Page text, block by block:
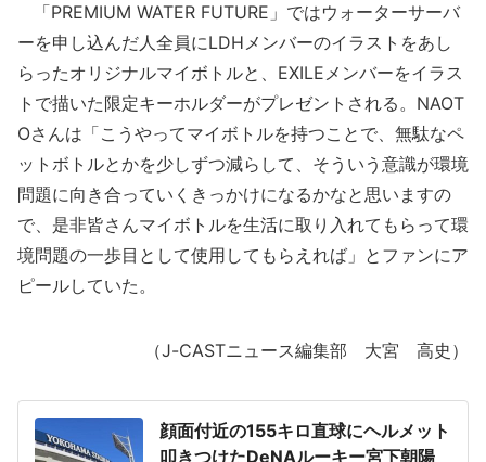
「PREMIUM WATER FUTURE」ではウォーターサーバ
ーを申し込んだ人全員にLDHメンバーのイラストをあし
らったオリジナルマイボトルと、EXILEメンバーをイラス
トで描いた限定キーホルダーがプレゼントされる。NAOT
Oさんは「こうやってマイボトルを持つことで、無駄なペ
ットボトルとかを少しずつ減らして、そういう意識が環境
問題に向き合っていくきっかけになるかなと思いますの
で、是非皆さんマイボトルを生活に取り入れてもらって環
境問題の一歩目として使用してもらえれば」とファンにア
ピールしていた。
（J-CASTニュース編集部 大宮 高史）
顔面付近の155キロ直球にヘルメット
叩きつけたDeNAルーキー宮下朝陽